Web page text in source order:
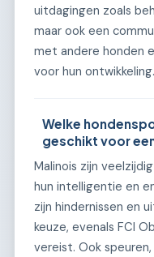
uitdagingen zoals
maar ook een
met andere honden
voor hun ontwikkeling.
Welke
geschikt voor
Malinois zijn
hun intelligentie en
zijn hindernissen en
keuze, evenals FCI
vereist. Ook